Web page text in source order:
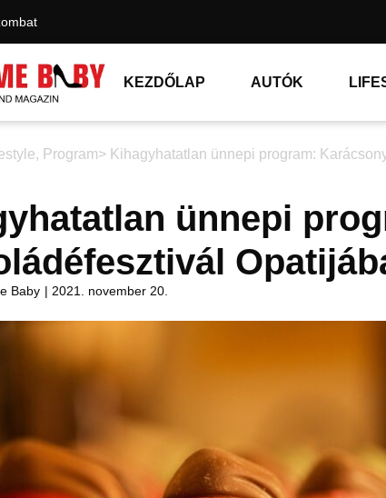
KEZDŐLAP AUTÓK
, Program> Kihagyhatatlan ünnepi program:
ünnepi
Baby | 2021. november 20.